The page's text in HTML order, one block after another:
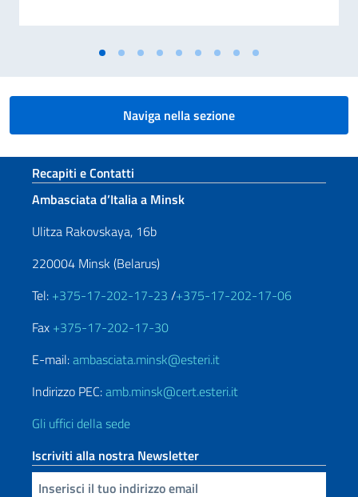
Naviga nella sezione
Sezione footer
Recapiti e Contatti
Ambasciata d’Italia a Minsk
Ulitza Rakovskaya, 16b
220004 Minsk (Belarus)
Tel: +375-17-202-17-23 /+375-17-202-17-06
Fax +375-17-202-17-30
E-mail:ambasciata.minsk@esteri.it
Indirizzo PEC:amb.minsk@cert.esteri.it
Gli uffici della sede
Iscriviti alla nostra Newsletter
Inserisci la tua email